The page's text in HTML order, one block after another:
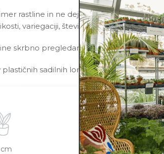
rastline in ne dejanske rastline, ki jo
variegaciji, številu listov, vej, cvetov,
skrbno pregledamo in zagotovimo,
sadilnih lončkih. Okrasni lonec ni
12 cm